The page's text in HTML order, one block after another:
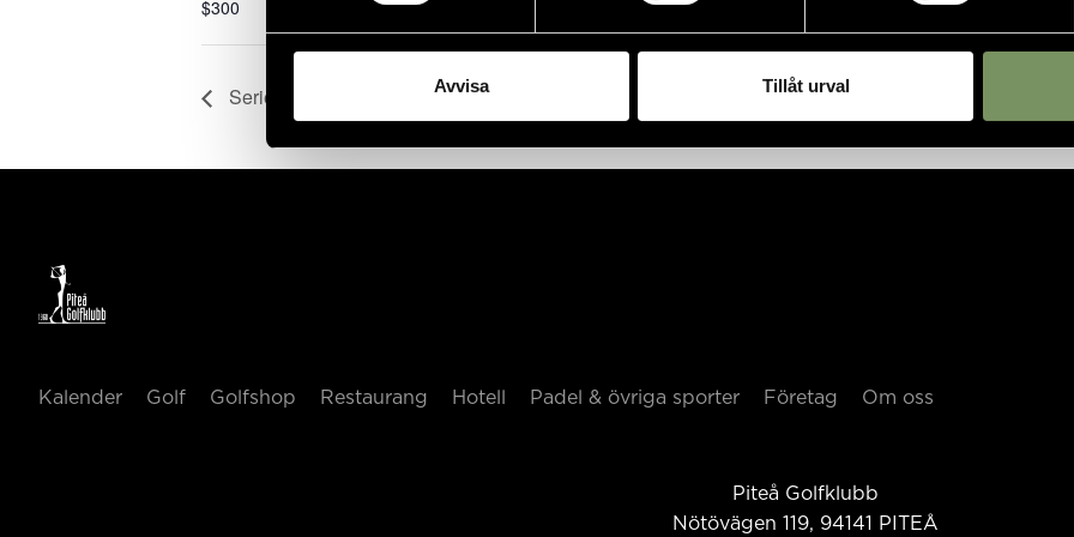
Avvisa Tillåt urval
$300
Seriespel Div II Norra
Kalender Golf Golfshop Restaurang Hotell Padel & övriga sporter Företag Om oss
Piteå Golfklubb
Nötövägen 119, 94141
PITEÅ